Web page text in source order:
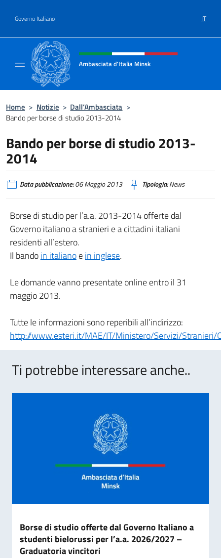
Governo Italiano IT
Intestazione sito, social e menù
Ambasciata d'Italia Minsk
Home > Notizie > Dall’Ambasciata >
Bando per borse di studio 2013-2014
Bando per borse di studio 2013-
2014
Data pubblicazione:06 Maggio 2013 Tipologia:News
Borse di studio per l’a.a. 2013-2014 offerte dal
Governo italiano a stranieri e a cittadini italiani
residenti all’estero.
Il bandoin italianoein inglese.
Le domande vanno presentate online entro il 31
maggio 2013.
Tutte le informazioni sono reperibili all’indirizzo:
http://www.esteri.it/MAE/IT/Ministero/Servizi/Stranieri/
Ti potrebbe interessare anche..
Borse di studio offerte dal Governo Italiano a
studenti bielorussi per l’a.a. 2026/2027 –
Graduatoria vincitori